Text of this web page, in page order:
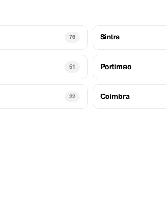
76 Sintra
51 Portimao
22 Coimbra